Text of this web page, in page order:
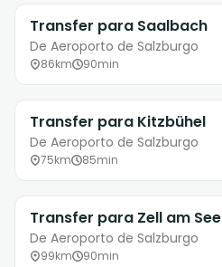
Transfer para Saalbach
De Aeroporto de Salzburgo
86km 90min
Transfer para Kitzbühel
De Aeroporto de Salzburgo
75km 85min
Transfer para Zell am See
De Aeroporto de Salzburgo
99km 90min